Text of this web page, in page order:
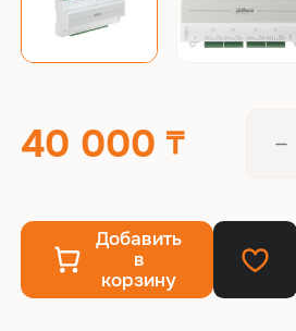
40 000
Добавить
в
корзину